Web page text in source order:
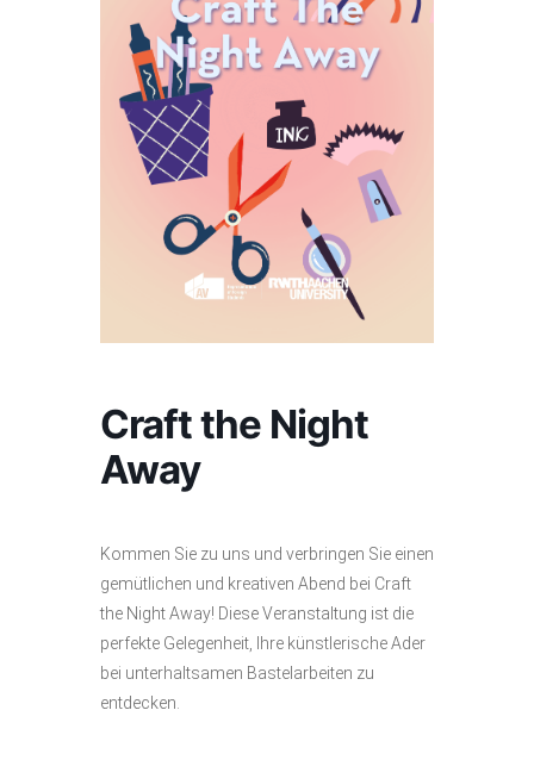
Craft the Night
Away
Kommen Sie zu uns und verbringen Sie einen
gemütlichen und kreativen Abend bei Craft
the Night Away! Diese Veranstaltung ist die
perfekte Gelegenheit, Ihre künstlerische Ader
bei unterhaltsamen Bastelarbeiten zu
entdecken.